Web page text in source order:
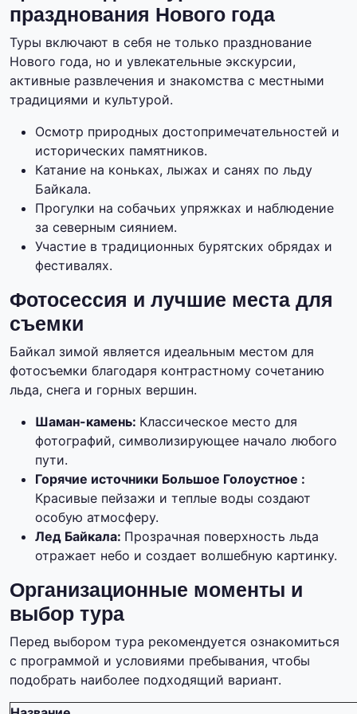
празднования Нового года
Туры включают в себя не только празднование
Нового года, но и увлекательные экскурсии,
активные развлечения и знакомства с местными
традициями и культурой.
Осмотр природных достопримечательностей и
исторических памятников.
Катание на коньках, лыжах и санях по льду
Байкала.
Прогулки на собачьих упряжках и наблюдение
за северным сиянием.
Участие в традиционных бурятских обрядах и
фестивалях.
Фотосессия и лучшие места для
съемки
Байкал зимой является идеальным местом для
фотосъемки благодаря контрастному сочетанию
льда, снега и горных вершин.
Шаман-камень: Классическое место для
фотографий, символизирующее начало любого
пути.
Горячие источники Большое Голоустное :
Красивые пейзажи и теплые воды создают
особую атмосферу.
Лед Байкала: Прозрачная поверхность льда
отражает небо и создает волшебную картинку.
Организационные моменты и
выбор тура
Перед выбором тура рекомендуется ознакомиться
с программой и условиями пребывания, чтобы
подобрать наиболее подходящий вариант.